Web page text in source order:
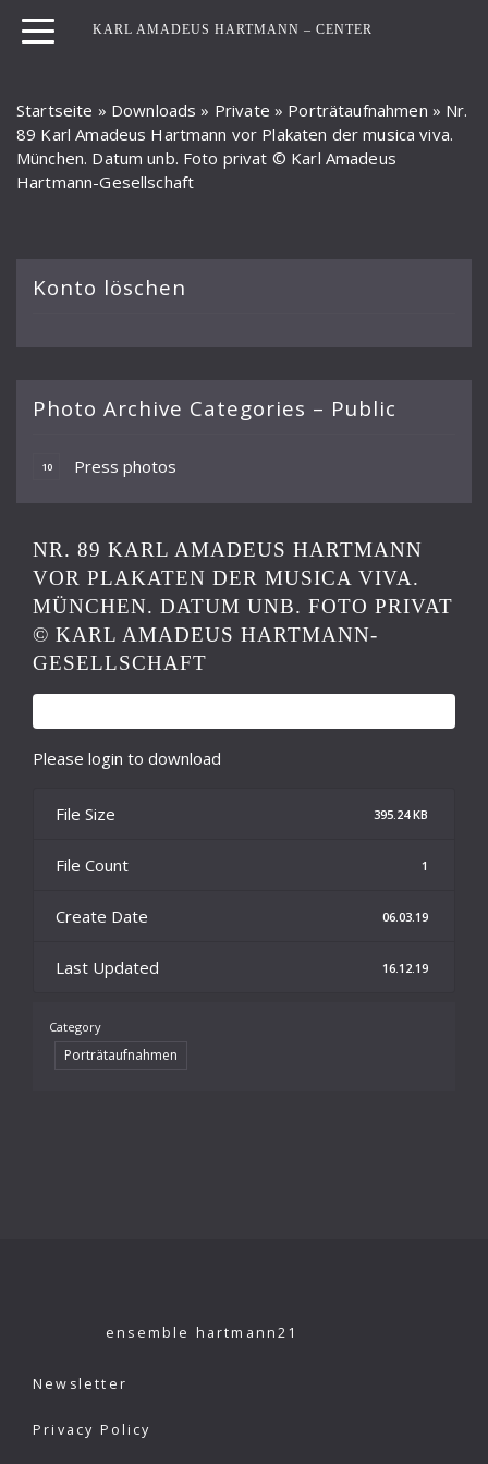
KARL AMADEUS HARTMANN – CENTER
Startseite » Downloads » Private » Porträtaufnahmen » Nr.
89 Karl Amadeus Hartmann vor Plakaten der musica viva.
München. Datum unb. Foto privat © Karl Amadeus
Hartmann-Gesellschaft
Konto löschen
Photo Archive Categories – Public
Press photos
10
NR. 89 KARL AMADEUS HARTMANN
VOR PLAKATEN DER MUSICA VIVA.
MÜNCHEN. DATUM UNB. FOTO PRIVAT
© KARL AMADEUS HARTMANN-
GESELLSCHAFT
Please login to download
File Size 395.24 KB
File Count 1
Create Date 06.03.19
Last Updated 16.12.19
Category
Porträtaufnahmen
ensemble hartmann21
Newsletter
Privacy Policy